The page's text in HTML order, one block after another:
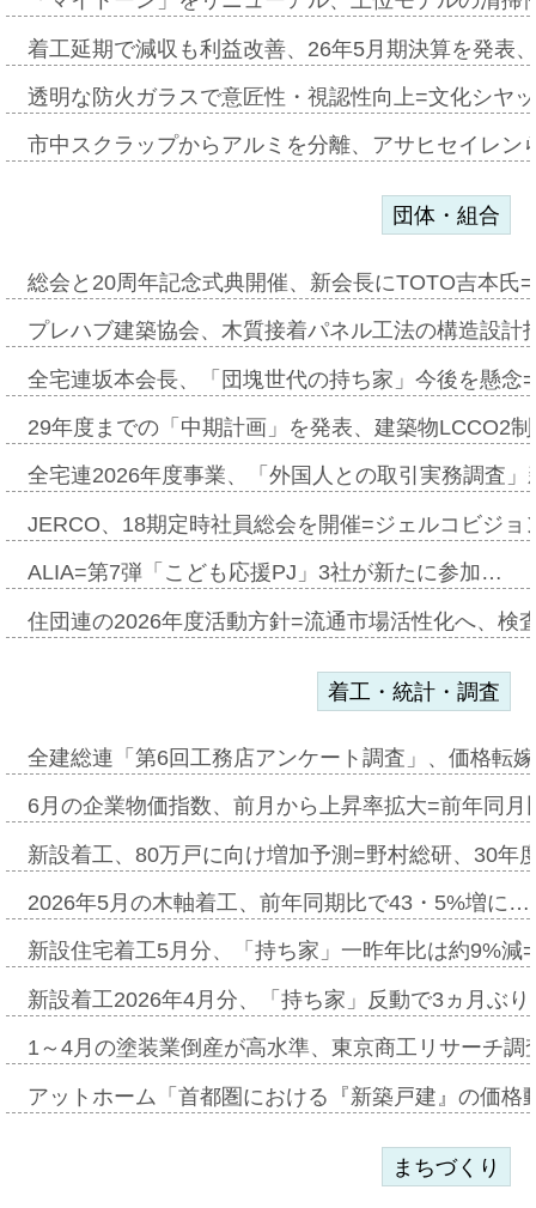
着工延期で減収も利益改善、26年5月期決算を発表
透明な防火ガラスで意匠性・視認性向上=文化シヤ
市中スクラップからアルミを分離、アサヒセイレ
団体・組合
総会と20周年記念式典開催、新会長にTOTO吉本氏
プレハブ建築協会、木質接着パネル工法の構造設
全宅連坂本会長、「団塊世代の持ち家」今後を懸
29年度までの「中期計画」を発表、建築物LCCO2
全宅連2026年度事業、「外国人との取引実務調査
JERCO、18期定時社員総会を開催=ジェルコビジ
ALIA=第7弾「こども応援PJ」3社が新たに参加…
住団連の2026年度活動方針=流通市場活性化へ、検
着工・統計・調査
全建総連「第6回工務店アンケート調査」、価格転
6月の企業物価指数、前月から上昇率拡大=前年同
新設着工、80万戸に向け増加予測=野村総研、30年
2026年5月の木軸着工、前年同期比で43・5%増に…
新設住宅着工5月分、「持ち家」一昨年比は約9%
新設着工2026年4月分、「持ち家」反動で3ヵ月ぶ
1～4月の塗装業倒産が高水準、東京商工リサーチ
アットホーム「首都圏における『新築戸建』の価
まちづくり